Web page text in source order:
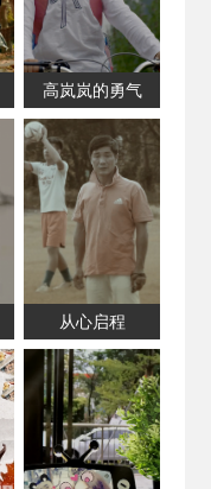
高岚岚的勇气
从心启程